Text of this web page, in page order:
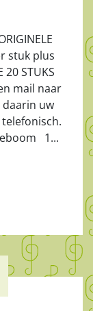
stuk plus
STUKS
mail naar
uw
1...